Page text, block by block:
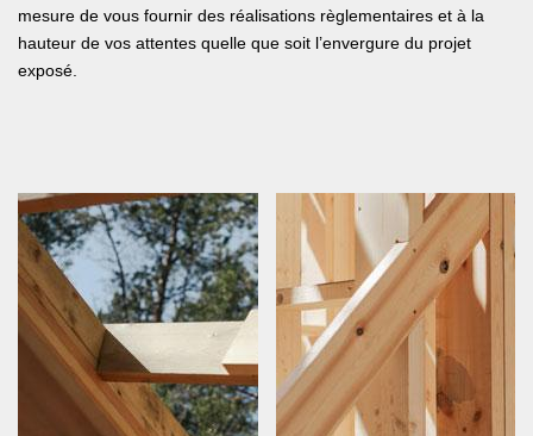
mesure de vous fournir des réalisations règlementaires et à la
hauteur de vos attentes quelle que soit l’envergure du projet
exposé.